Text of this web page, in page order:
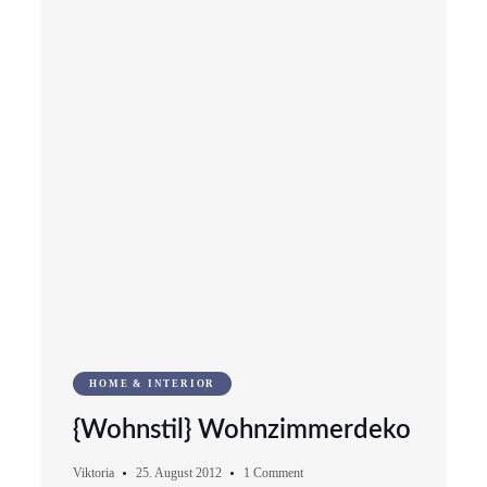
HOME & INTERIOR
{Wohnstil} Wohnzimmerdeko
Viktoria 25. August 2012 1 Comment